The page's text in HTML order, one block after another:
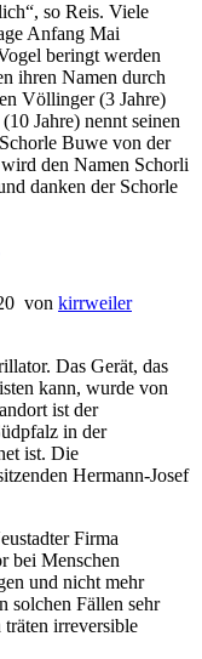
so Reis. Viele
Anfang Mai
beringt werden
ihren Namen durch
Völlinger (3 Jahre)
Jahre) nennt seinen
Buwe von der
den Namen Schorli
danken der Schorle
von kirrweiler
Das Gerät, das
kann, wurde von
ist der
in der
ist. Die
Hermann-Josef
Firma
bei Menschen
und nicht mehr
solchen Fällen sehr
irreversible